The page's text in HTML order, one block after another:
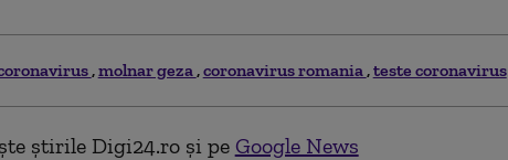
molnar geza coronavirus romania teste coronavirus
știrile Digi24.ro și pe Google News